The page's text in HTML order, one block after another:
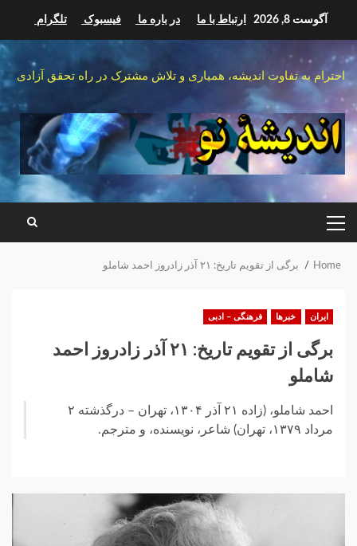
content
آگوست 8, 2026 ارتباط با ما در باره ما فیسبوک تلگرام
احترام به تفاوت اندیشه، همیاری و تلاش مشترک در راه تحقق آزادی
PRIMARY
MENU
Home برگی از تقویم تاریخ: ۲۱ آذر زادروز احمد شاملو
ایران خبرها فرهنگی – ادبی
برگی از تقویم تاریخ: ۲۱ آذر زادروز احمد
شاملو
احمد شاملو، (زاده ۲۱ آذر ۱۳۰۴، تهران – درگذشته ۲
مرداد ۱۳۷۹، تهران) شاعر، نویسنده، و مترجم.